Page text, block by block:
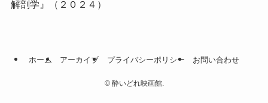
解剖学』（２０２４）
ホーム アーカイブ プライバシーポリシー お問い合わせ
©酔いどれ映画館.